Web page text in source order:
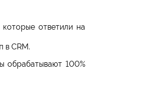
ответили на
в CRM.
обрабатывают 100%